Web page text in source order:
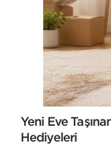
Yeni Eve
Hediyeleri